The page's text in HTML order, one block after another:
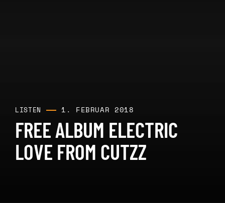
LISTEN 1. FEBRUAR 2018
FREE ALBUM ELECTRIC
LOVE FROM CUTZZ